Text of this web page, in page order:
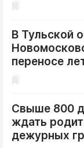
В Тульской
переносе
Свыше 800
ждать
дежурных